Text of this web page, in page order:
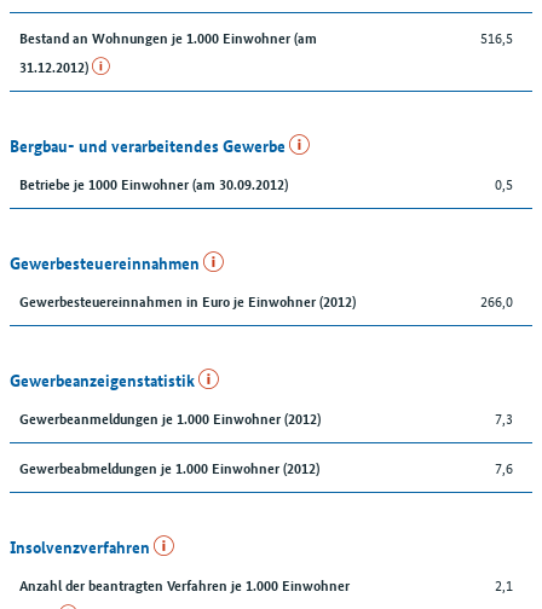
Bestand an Wohnungen je 1.000 Einwohner (am
31.12.2012)
516,5
Bergbau- und verarbeitendes Gewerbe
Betriebe je 1000 Einwohner (am 30.09.2012) 0,5
Gewerbesteuereinnahmen
Gewerbesteuereinnahmen in Euro je Einwohner (2012) 266,0
Gewerbeanzeigenstatistik
Gewerbeanmeldungen je 1.000 Einwohner (2012) 7,3
Gewerbeabmeldungen je 1.000 Einwohner (2012) 7,6
Insolvenzverfahren
Anzahl der beantragten Verfahren je 1.000 Einwohner
2,1